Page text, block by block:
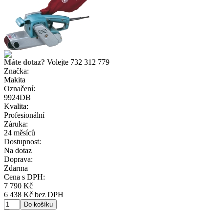
Máte dotaz? Volejte 732 312 779
Značka:
Makita
Označení:
9924DB
Kvalita:
Profesionální
Záruka:
24 měsíců
Dostupnost:
Na dotaz
Doprava:
Zdarma
Cena s DPH:
7 790 Kč
6 438 Kč bez DPH